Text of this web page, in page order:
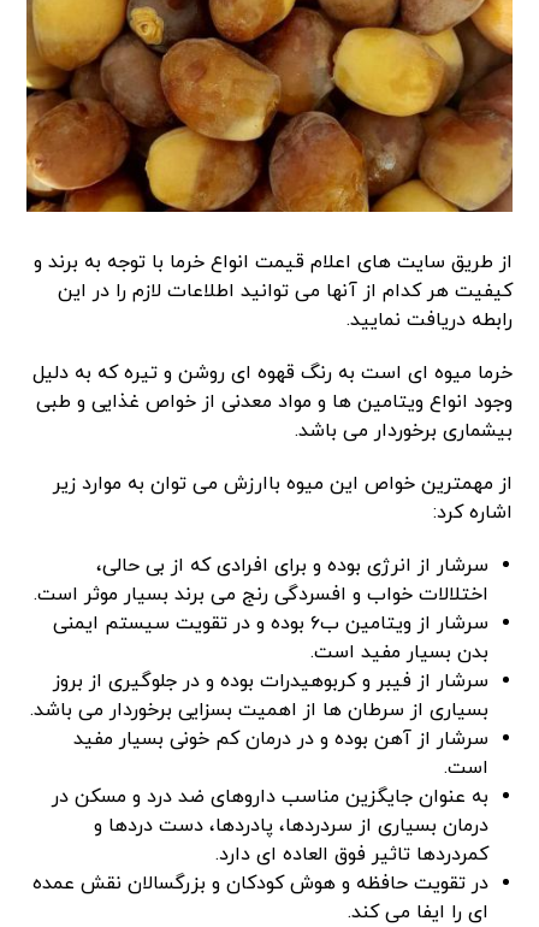
از طریق سایت های اعلام قیمت انواع خرما با توجه به برند و
کیفیت هر کدام از آنها می توانید اطلاعات لازم را در این
رابطه دریافت نمایید.
خرما میوه ای است به رنگ قهوه ای روشن و تیره که به دلیل
وجود انواع ویتامین ها و مواد معدنی از خواص غذایی و طبی
بیشماری برخوردار می باشد.
از مهمترین خواص این میوه باارزش می توان به موارد زیر
اشاره کرد:
سرشار از انرژی بوده و برای افرادی که از بی حالی،
اختلالات خواب و افسردگی رنج می برند بسیار موثر است.
سرشار از ویتامین ب۶ بوده و در تقویت سیستم ایمنی
بدن بسیار مفید است.
سرشار از فیبر و کربوهیدرات بوده و در جلوگیری از بروز
بسیاری از سرطان ها از اهمیت بسزایی برخوردار می باشد.
سرشار از آهن بوده و در درمان کم خونی بسیار مفید
است.
به عنوان جایگزین مناسب داروهای ضد درد و مسکن در
درمان بسیاری از سردردها، پادردها، دست دردها و
کمردردها تاثیر فوق العاده ای دارد.
در تقویت حافظه و هوش کودکان و بزرگسالان نقش عمده
ای را ایفا می کند.